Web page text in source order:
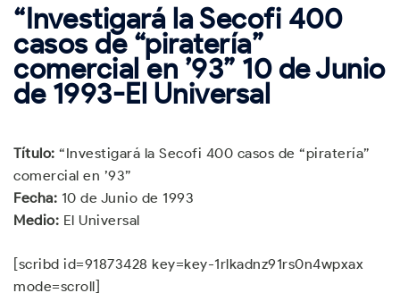
“Investigará la Secofi 400
casos de “piratería”
comercial en ’93” 10 de Junio
de 1993-El Universal
Título: “Investigará la Secofi 400 casos de “piratería”
comercial en ’93”
Fecha: 10 de Junio de 1993
Medio: El Universal
[scribd id=91873428 key=key-1rlkadnz91rs0n4wpxax
mode=scroll]